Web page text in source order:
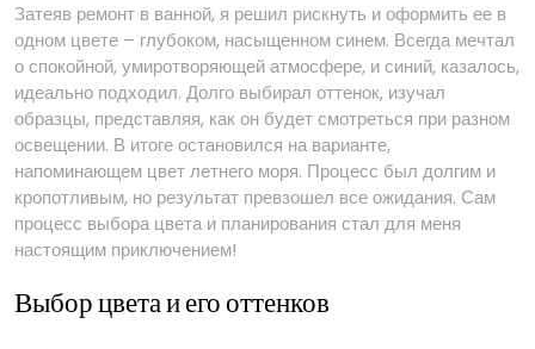
Затеяв ремонт в ванной, я решил рискнуть и оформить ее в
одном цвете – глубоком, насыщенном синем. Всегда мечтал
о спокойной, умиротворяющей атмосфере, и синий, казалось,
идеально подходил. Долго выбирал оттенок, изучал
образцы, представляя, как он будет смотреться при разном
освещении. В итоге остановился на варианте,
напоминающем цвет летнего моря. Процесс был долгим и
кропотливым, но результат превзошел все ожидания. Сам
процесс выбора цвета и планирования стал для меня
настоящим приключением!
Выбор цвета и его оттенков